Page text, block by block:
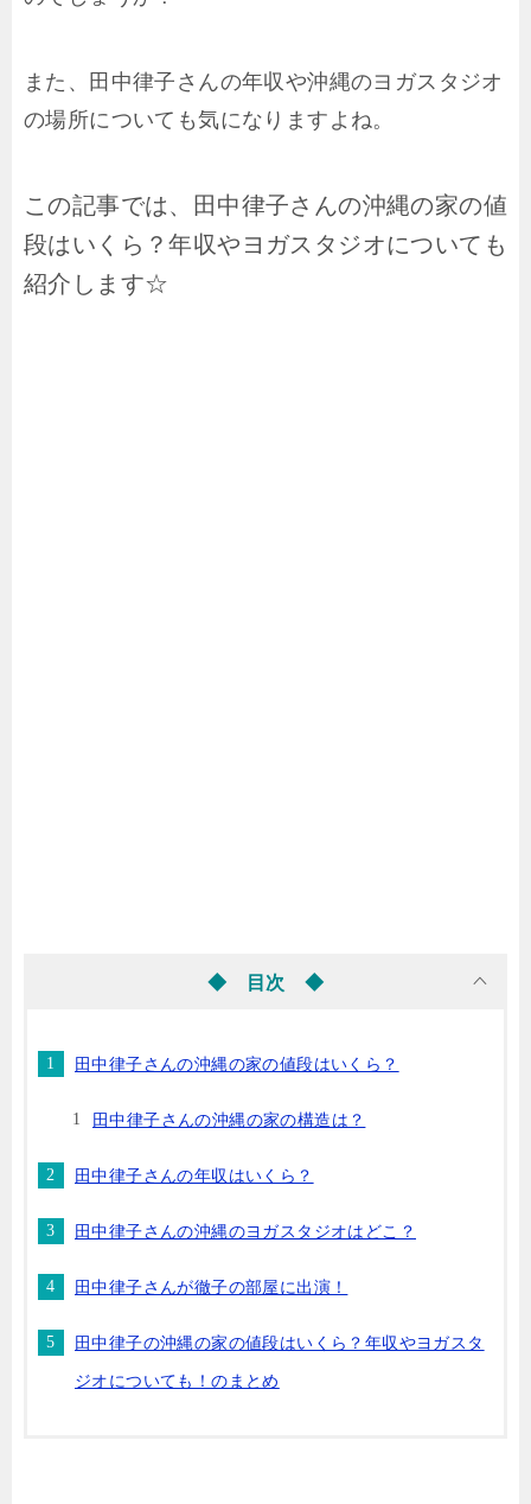
また、田中律子さんの年収や沖縄のヨガスタジオ
の場所についても気になりますよね。
この記事では、田中律子さんの沖縄の家の値
段はいくら？年収やヨガスタジオについても
紹介します☆
◆ 目次 ◆
田中律子さんの沖縄の家の値段はいくら？
田中律子さんの沖縄の家の構造は？
田中律子さんの年収はいくら？
田中律子さんの沖縄のヨガスタジオはどこ？
田中律子さんが徹子の部屋に出演！
田中律子の沖縄の家の値段はいくら？年収やヨガスタ
ジオについても！のまとめ